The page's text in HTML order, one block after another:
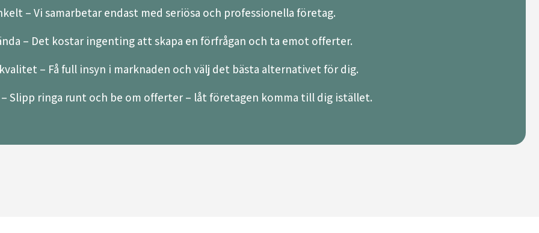
– Vi samarbetar endast med seriösa och professionella företag.
– Det kostar ingenting att skapa en förfrågan och ta emot offerter.
– Få full insyn i marknaden och välj det bästa alternativet för dig.
– Slipp ringa runt och be om offerter – låt företagen komma till dig istället.